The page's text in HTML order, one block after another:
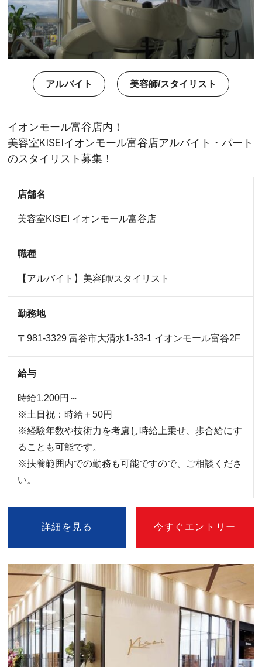
アルバイト 美容師/スタイリスト
イオンモール富谷店内！
美容室KISEIイオンモール富谷店アルバイト・パート
のスタイリスト募集！
店舗名
美容室KISEI イオンモール富谷店
職種
【アルバイト】美容師/スタイリスト
勤務地
〒981-3329 富谷市大清水1-33-1 イオンモール富谷2F
給与
時給1,200円～
※土日祝：時給＋50円
※経験年数や技術力を考慮し時給上乗せ、歩合給にす
ることも可能です。
※扶養範囲内での勤務も可能ですので、ご相談くださ
い。
詳細を見る 今すぐエントリー